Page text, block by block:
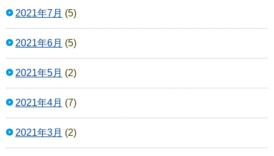
2021年7月 (5)
2021年6月 (5)
2021年5月 (2)
2021年4月 (7)
2021年3月 (2)